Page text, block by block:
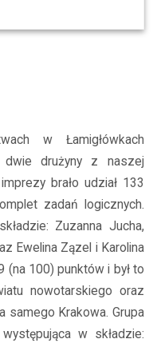
w Łamigłówkach
dwie drużyny z naszej
brało udział 133
zadań logicznych.
Zuzanna Jucha,
Ewelina Zązel i Karolina
(na 100) punktów i był to
nowotarskiego oraz
samego Krakowa. Grupa
w składzie: